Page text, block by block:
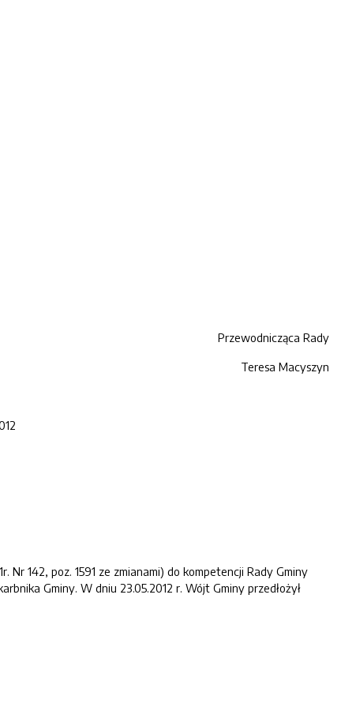
Przewodnicząca Rady
Teresa Macyszyn
142, poz. 1591 ze zmianami) do kompetencji Rady Gminy
Gminy. W dniu 23.05.2012 r. Wójt Gminy przedłożył